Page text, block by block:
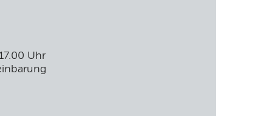
Uhr